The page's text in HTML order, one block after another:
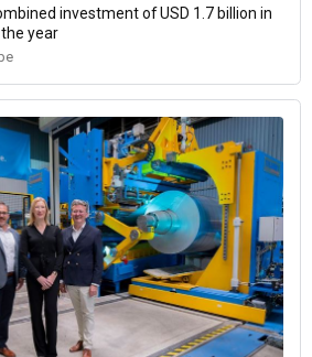
investment of USD 1.7 billion in
year